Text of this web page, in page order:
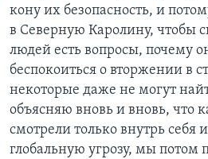
кону их безопасность, и
в Северную Каролину, чтобы
людей есть вопросы, почему
беспокоиться о вторжении в
некоторые даже не могут
объясняю вновь и вновь, что
смотрели только внутрь себя
глобальную угрозу, мы потом